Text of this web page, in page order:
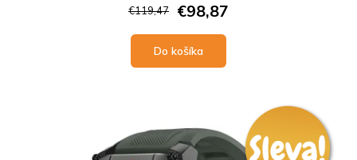
€119,47 €98,87
Do košíka